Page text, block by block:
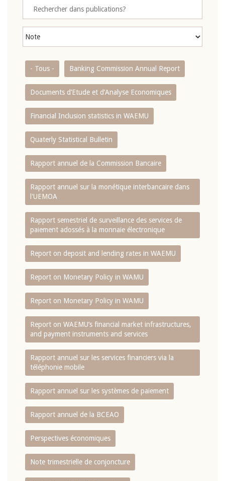
- Tous - Banking Commission Annual Report
Documents d’Etude et d’Analyse Economiques
Financial Inclusion statistics in WAEMU
Quaterly Statistical Bulletin
Rapport annuel de la Commission Bancaire
Rapport annuel sur la monétique interbancaire dans
l'UEMOA
Rapport semestriel de surveillance des services de
paiement adossés à la monnaie électronique
Report on deposit and lending rates in WAEMU
Report on Monetary Policy in WAMU
Report on Monetary Policy in WAMU
Report on WAEMU’s financial market infrastructures,
and payment instruments and services
Rapport annuel sur les services financiers via la
téléphonie mobile
Rapport annuel sur les systèmes de paiement
Rapport annuel de la BCEAO
Perspectives économiques
Note trimestrielle de conjoncture